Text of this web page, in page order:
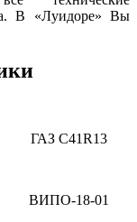
В «Луидоре» Вы
ГАЗ C41R13
ВИПО-18-01